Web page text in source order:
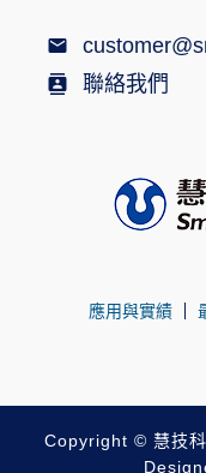
聯絡我們
應用與實績
Copyright © 慧技